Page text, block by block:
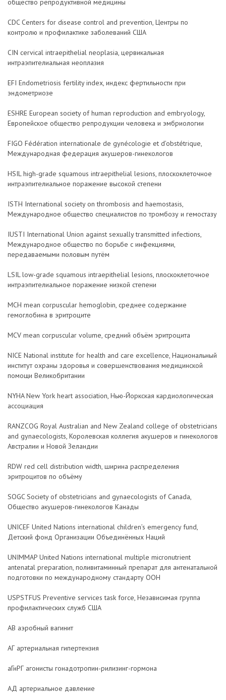
общество репродуктивной медицины
CDC Centers for disease control and prevention, Центры по
контролю и профилактике заболеваний США
CIN cervical intraepithelial neoplasia, цервикальная
интраэпителиальная неоплазия
EFI Endometriosis fertility index, индекс фертильности при
эндометриозе
ESHRE European society of human reproduction and embryology,
Европейское общество репродукции человека и эмбриологии
FIGO Fédération internationale de gynécologie et d’obstétrique,
Международная федерация акушеров-гинекологов
HSIL high-grade squamous intraepithelial lesions, плоскоклеточное
интраэпителиальное поражение высокой степени
ISTH International society on thrombosis and haemostasis,
Международное общество специалистов по тромбозу и гемостазу
IUSTI International Union against sexually transmitted infections,
Международное общество по борьбе с инфекциями,
передаваемыми половым путём
LSIL low-grade squamous intraepithelial lesions, плоскоклеточное
интраэпителиальное поражение низкой степени
MCH mean corpuscular hemoglobin, среднее содержание
гемоглобина в эритроците
MCV mean corpuscular volume, средний объём эритроцита
NICE National institute for health and care excellence, Национальный
институт охраны здоровья и совершенствования медицинской
помощи Великобритании
NYHA New York heart association, Нью-Йоркская кардиологическая
ассоциация
RANZCOG Royal Australian and New Zealand college of obstetricians
and gynaecologists, Королевская коллегия акушеров и гинекологов
Австралии и Новой Зеландии
RDW red cell distribution width, ширина распределения
эритроцитов по объёму
SOGC Society of obstetricians and gynaecologists of Canada,
Общество акушеров-гинекологов Канады
UNICEF United Nations international children’s emergency fund,
Детский фонд Организации Объединённых Наций
UNIMMAP United Nations international multiple micronutrient
antenatal preparation, поливитаминный препарат для антенатальной
подготовки по международному стандарту ООН
USPSTFUS Preventive services task force, Независимая группа
профилактических служб США
АВ аэробный вагинит
АГ артериальная гипертензия
аГнРГ агонисты гонадотропин-рилизинг-гормона
АД артериальное давление